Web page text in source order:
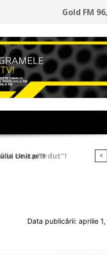
Gold FM
ce a pierdut”!
Data publicării: aprilie